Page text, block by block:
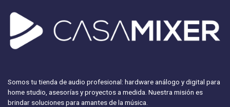
Somos tu tienda de audio profesional: hardware análogo y digital para
home studio, asesorías y proyectos a medida. Nuestra misión es
brindar soluciones para amantes de la música.